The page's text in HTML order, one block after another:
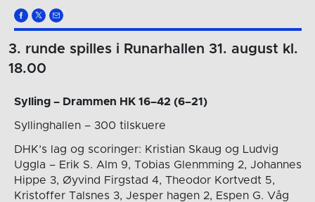
3. runde spilles i Runarhallen 31. august kl.
18.00
Sylling – Drammen HK 16–42 (6–21)
Syllinghallen – 300 tilskuere
DHK’s lag og scoringer: Kristian Skaug og Ludvig
Uggla – Erik S. Alm 9, Tobias Glenmming 2, Johannes
Hippe 3, Øyvind Firgstad 4, Theodor Kortvedt 5,
Kristoffer Talsnes 3, Jesper hagen 2, Espen G. Våg